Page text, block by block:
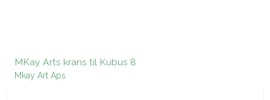
MKay Arts krans til Kubus 8
Mkay Art Aps